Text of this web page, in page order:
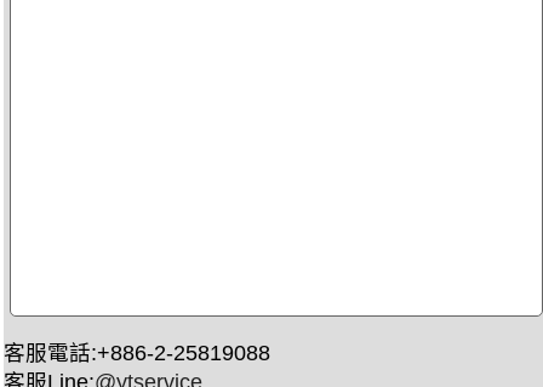
客服電話:+886-2-25819088
客服Line:@ytservice